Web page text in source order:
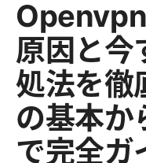
原因と今
処法を徹
の基本か
で完全ガ